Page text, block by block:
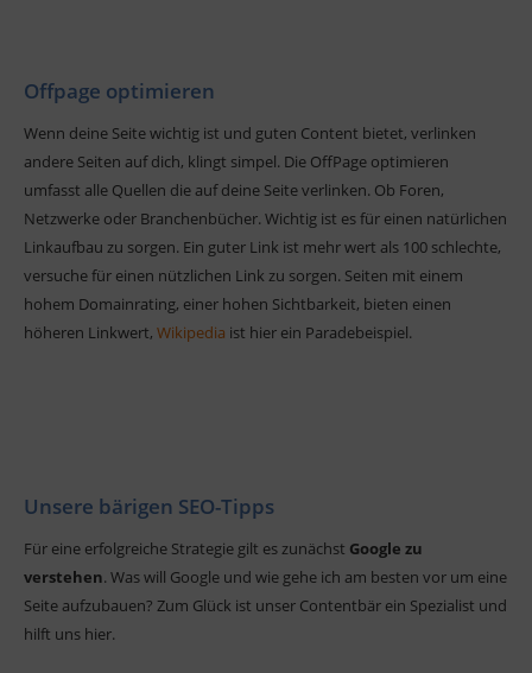
Offpage optimieren
Wenn deine Seite wichtig ist und guten Content bietet, verlinken
andere Seiten auf dich, klingt simpel. Die OffPage optimieren
umfasst alle Quellen die auf deine Seite verlinken. Ob Foren,
Netzwerke oder Branchenbücher. Wichtig ist es für einen natürlichen
Linkaufbau zu sorgen. Ein guter Link ist mehr wert als 100 schlechte,
versuche für einen nützlichen Link zu sorgen. Seiten mit einem
hohem Domainrating, einer hohen Sichtbarkeit, bieten einen
höheren Linkwert, Wikipedia ist hier ein Paradebeispiel.
Unsere bärigen SEO-Tipps
Für eine erfolgreiche Strategie gilt es zunächst Google zu
verstehen. Was will Google und wie gehe ich am besten vor um eine
Seite aufzubauen? Zum Glück ist unser Contentbär ein Spezialist und
hilft uns hier.